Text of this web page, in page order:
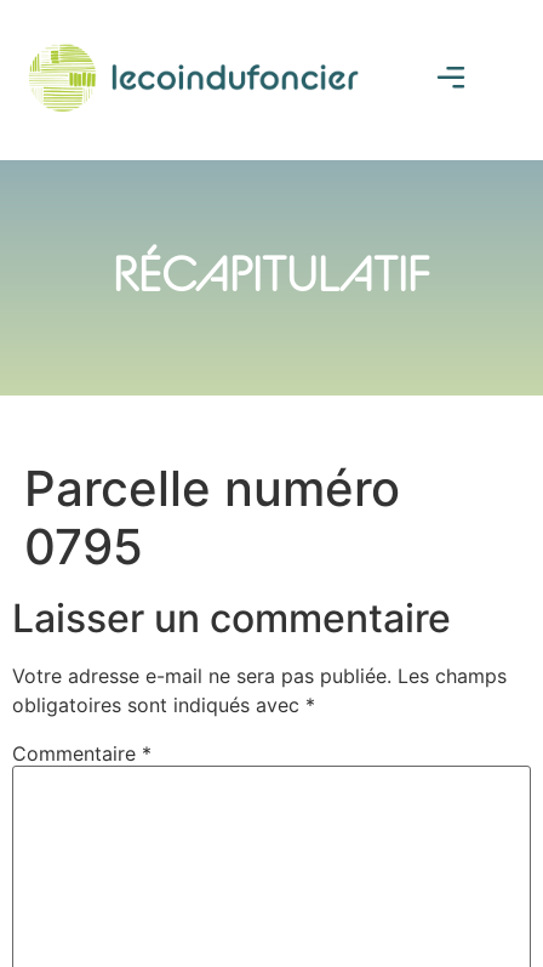
RÉCAPITULATIF
Parcelle numéro
0795
Laisser un commentaire
Votre adresse e-mail ne sera pas publiée. Les champs
obligatoires sont indiqués avec *
Commentaire *